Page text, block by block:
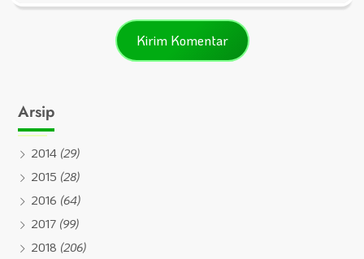
Arsip
2014 (29)
2015 (28)
2016 (64)
2017 (99)
2018 (206)